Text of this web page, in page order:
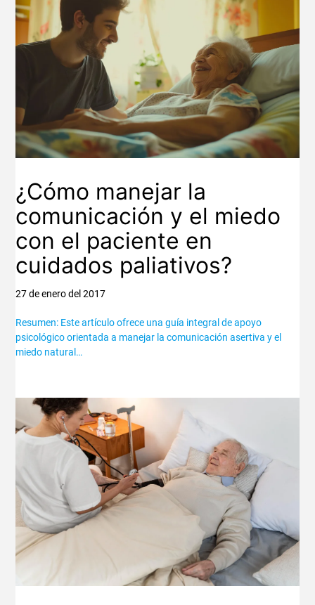
¿Cómo manejar la
comunicación y el miedo
con el paciente en
cuidados paliativos?
27 de enero del 2017
Resumen: Este artículo ofrece una guía integral de apoyo
psicológico orientada a manejar la comunicación asertiva y el
miedo natural…